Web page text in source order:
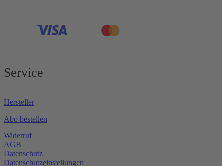
Service
Hersteller
Abo bestellen
Widerruf
AGB
Datenschutz
Datenschutzeinstellungen